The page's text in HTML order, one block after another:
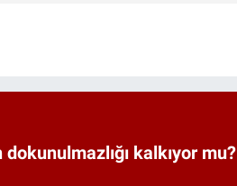
kalkıyor mu?